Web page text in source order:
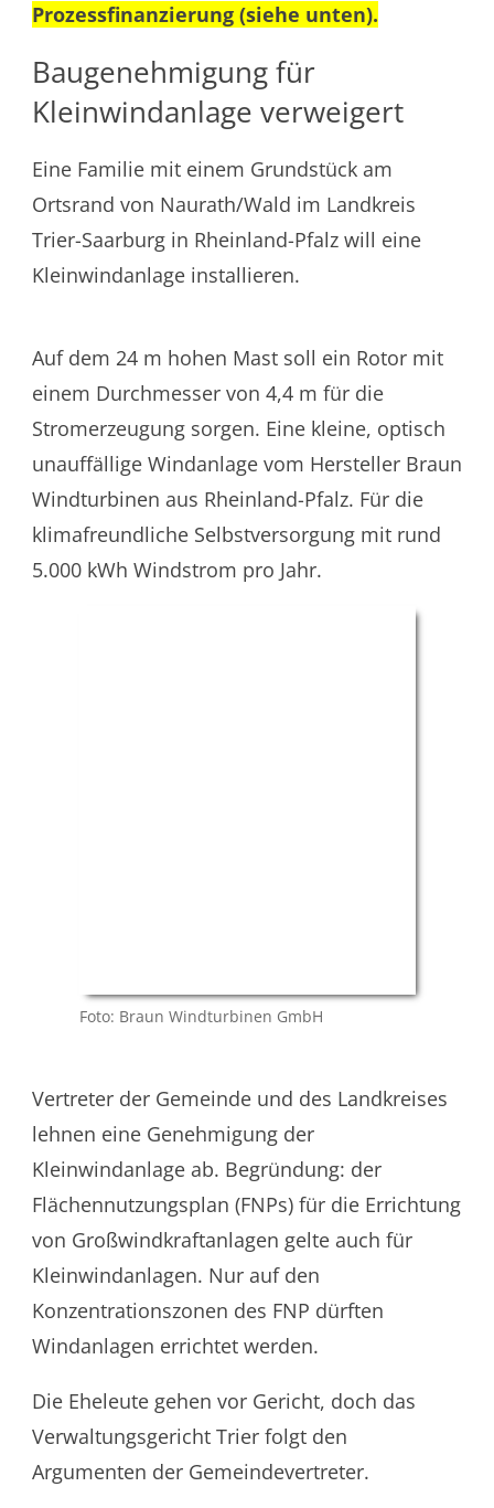
Prozessfinanzierung (siehe unten).
Baugenehmigung für
Kleinwindanlage verweigert
Eine Familie mit einem Grundstück am
Ortsrand von Naurath/Wald im Landkreis
Trier-Saarburg in Rheinland-Pfalz will eine
Kleinwindanlage installieren.
Auf dem 24 m hohen Mast soll ein Rotor mit
einem Durchmesser von 4,4 m für die
Stromerzeugung sorgen. Eine kleine, optisch
unauffällige Windanlage vom Hersteller Braun
Windturbinen aus Rheinland-Pfalz. Für die
klimafreundliche Selbstversorgung mit rund
5.000 kWh Windstrom pro Jahr.
Foto: Braun Windturbinen GmbH
Vertreter der Gemeinde und des Landkreises
lehnen eine Genehmigung der
Kleinwindanlage ab. Begründung: der
Flächennutzungsplan (FNPs) für die Errichtung
von Großwindkraftanlagen gelte auch für
Kleinwindanlagen. Nur auf den
Konzentrationszonen des FNP dürften
Windanlagen errichtet werden.
Die Eheleute gehen vor Gericht, doch das
Verwaltungsgericht Trier folgt den
Argumenten der Gemeindevertreter.